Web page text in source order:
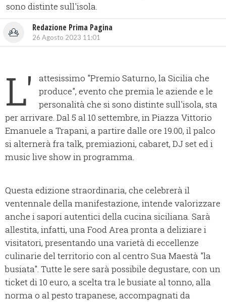
sono distinte sull'isola.
Redazione Prima Pagina
26 Agosto 2023 11:01
L'
attesissimo "Premio Saturno, la Sicilia che
produce", evento che premia le aziende e le
personalità che si sono distinte sull'isola, sta
per arrivare. Dal 5 al 10 settembre, in Piazza Vittorio
Emanuele a Trapani, a partire dalle ore 19.00, il palco
si alternerà fra talk, premiazioni, cabaret, DJ set ed i
music live show in programma.
Questa edizione straordinaria, che celebrerà il
ventennale della manifestazione, intende valorizzare
anche i sapori autentici della cucina siciliana. Sarà
allestita, infatti, una Food Area pronta a deliziare i
visitatori, presentando una varietà di eccellenze
culinarie del territorio con al centro Sua Maestà "la
busiata". Tutte le sere sarà possibile degustare, con un
ticket di 10 euro, a scelta tra le busiate al tonno, alla
norma o al pesto trapanese, accompagnati da